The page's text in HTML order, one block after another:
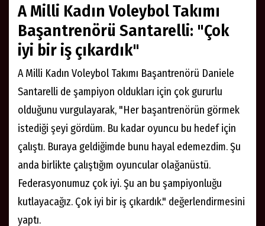
A Milli Kadın Voleybol Takımı
Başantrenörü Santarelli: "Çok
iyi bir iş çıkardık"
A Milli Kadın Voleybol Takımı Başantrenörü Daniele
Santarelli de şampiyon oldukları için çok gururlu
olduğunu vurgulayarak, "Her başantrenörün görmek
istediği şeyi gördüm. Bu kadar oyuncu bu hedef için
çalıştı. Buraya geldiğimde bunu hayal edemezdim. Şu
anda birlikte çalıştığım oyuncular olağanüstü.
Federasyonumuz çok iyi. Şu an bu şampiyonluğu
kutlayacağız. Çok iyi bir iş çıkardık." değerlendirmesini
yaptı.